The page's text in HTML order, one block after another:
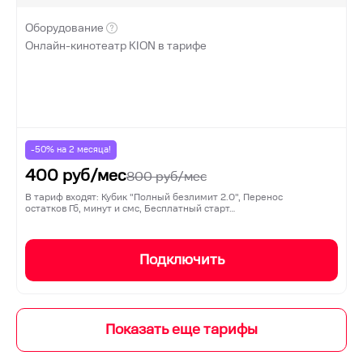
Оборудование
Онлайн-кинотеатр KION в тарифе
-50% на 2 месяца!
400 руб/мес800руб/мес
В тариф входят: Кубик "Полный безлимит 2.0", Перенос
остатков Гб, минут и смс, Бесплатный старт…
Подключить